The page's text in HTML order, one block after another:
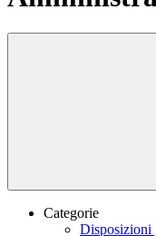
Categorie
Disposizioni